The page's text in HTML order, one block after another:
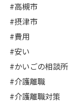
#高槻市
#摂津市
#費用
#安い
#かいごの相談所
#介護離職
#介護離職対策